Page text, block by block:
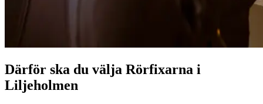
Därför ska du välja Rörfixarna i
Liljeholmen